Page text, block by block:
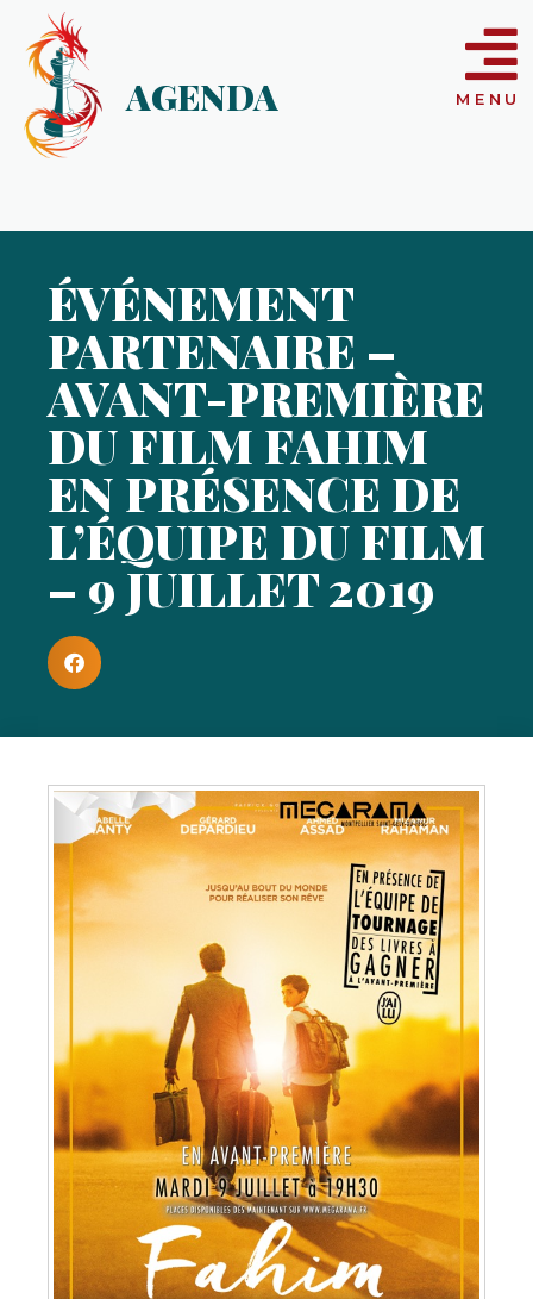
AGENDA MENU
ÉVÉNEMENT
PARTENAIRE –
AVANT-PREMIÈRE
DU FILM FAHIM
EN PRÉSENCE DE
L’ÉQUIPE DU FILM
– 9 JUILLET 2019